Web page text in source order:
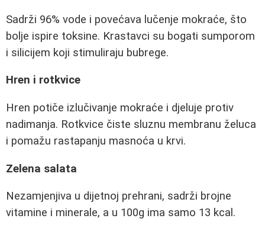
Sadrži 96% vode i povećava lučenje mokraće, što
bolje ispire toksine. Krastavci su bogati sumporom
i silicijem koji stimuliraju bubrege.
Hren i rotkvice
Hren potiče izlučivanje mokraće i djeluje protiv
nadimanja. Rotkvice čiste sluznu membranu želuca
i pomažu rastapanju masnoća u krvi.
Zelena salata
Nezamjenjiva u dijetnoj prehrani, sadrži brojne
vitamine i minerale, a u 100g ima samo 13 kcal.